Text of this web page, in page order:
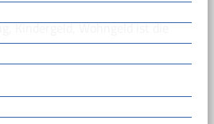
Kindergeld, Wohngeld ist die